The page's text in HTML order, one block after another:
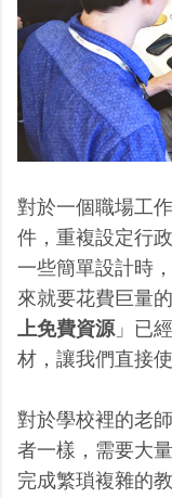
對於一個職場工
件，重複設定行
一些簡單設計時
來就要花費巨量
上免費資源 」已經
材，讓我們直接
對於學校裡的老
者一樣，需要大
完成繁瑣複雜的